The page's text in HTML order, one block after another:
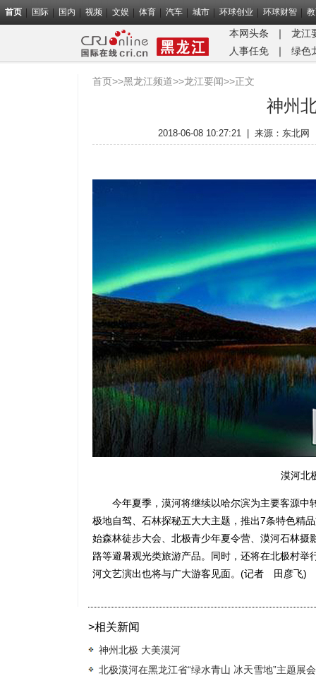
首页 国际 国内 视频 文娱 体育 汽车 城市 环球创业 环球财智
本网头条 ｜
龙江
人事任免
｜ 绿色
首页>>黑龙江频道>>龙江要闻>>正文
神州
2018-06-08 10:27:21 来源： 东北网
漠河北
今年夏季，漠河将继续以哈尔滨为主要客源中
极地自驾、石林探秘五大大主题，推出7条特色精
始森林徒步大会、北极青少年夏令营、漠河石林
路等避暑观光类旅游产品。同时，还将在北极村
河文艺演出也将与广大游客见面。(记者 田彦飞)
>相关新闻
神州北极 大美漠河
北极漠河在黑龙江省“绿水青山 冰天雪地”主题展